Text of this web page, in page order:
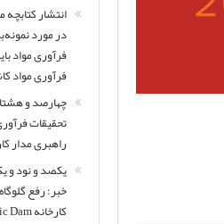
انتشار
در مورد
فرآوری مواد
فرآوری مواد
چهارصد و
تحقیقات
راهبری مدار
یکصد و نود و
خبر: رفع
کارخانه Olympic Dam در استرالیا